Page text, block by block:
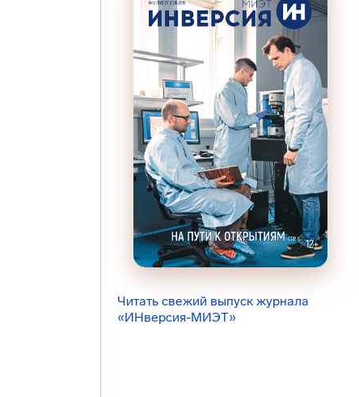
Читать свежий выпуск журнала
«ИНверсия-МИЭТ»